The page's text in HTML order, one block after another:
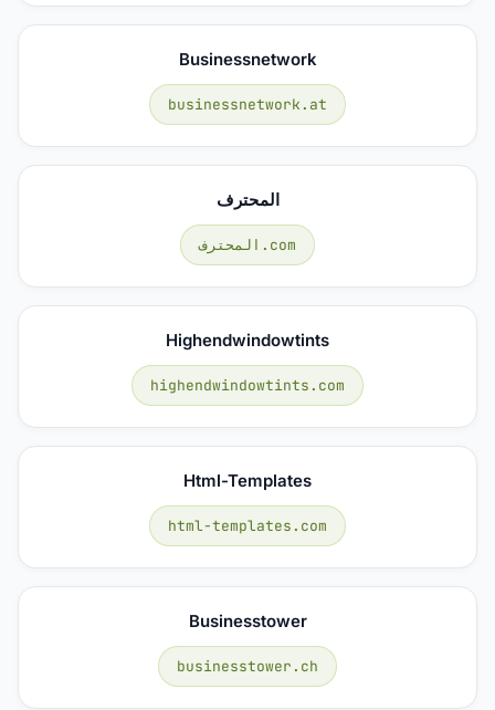
Businessnetwork
businessnetwork.at
المحترف
المحترف.com
Highendwindowtints
highendwindowtints.com
Html-Templates
html-templates.com
Businesstower
businesstower.ch